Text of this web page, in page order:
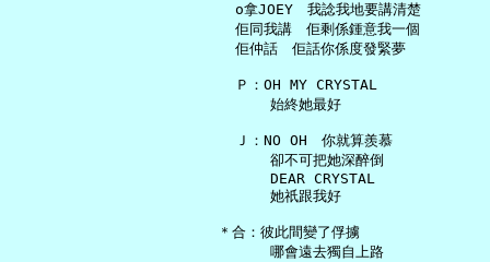
     o拿JOEY　我諗我地要講清楚
     佢同我講　佢剩係鍾意我一個
     佢仲話　佢話你係度發緊夢
     Ｐ：OH MY CRYSTAL
         始終她最好
     Ｊ：NO OH　你就算羨慕
         卻不可把她深醉倒
         DEAR CRYSTAL
         她祇跟我好
   ＊合：彼此間變了俘擄
         哪會遠去獨自上路